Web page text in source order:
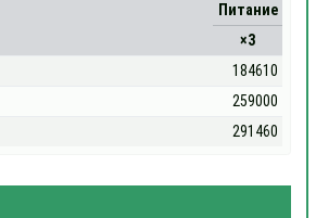
Питание
×3
184610
259000
291460